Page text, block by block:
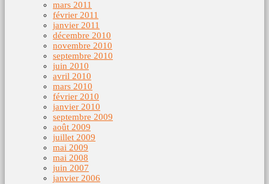
mars 2011
février 2011
janvier 2011
décembre 2010
novembre 2010
septembre 2010
juin 2010
avril 2010
mars 2010
février 2010
janvier 2010
septembre 2009
août 2009
juillet 2009
mai 2009
mai 2008
juin 2007
janvier 2006